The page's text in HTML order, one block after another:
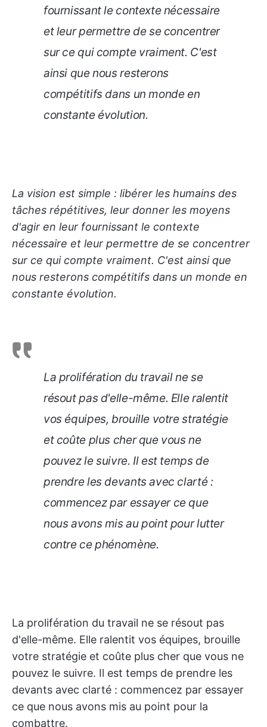
fournissant le contexte nécessaire
et leur permettre de se concentrer
sur ce qui compte vraiment. C'est
ainsi que nous resterons
compétitifs dans un monde en
constante évolution.
La vision est simple : libérer les humains des
tâches répétitives, leur donner les moyens
d'agir en leur fournissant le contexte
nécessaire et leur permettre de se concentrer
sur ce qui compte vraiment. C'est ainsi que
nous resterons compétitifs dans un monde en
constante évolution.
La prolifération du travail ne se
résout pas d'elle-même. Elle ralentit
vos équipes, brouille votre stratégie
et coûte plus cher que vous ne
pouvez le suivre. Il est temps de
prendre les devants avec clarté :
commencez par essayer ce que
nous avons mis au point pour lutter
contre ce phénomène.
La prolifération du travail ne se résout pas
d'elle-même. Elle ralentit vos équipes, brouille
votre stratégie et coûte plus cher que vous ne
pouvez le suivre. Il est temps de prendre les
devants avec clarté : commencez par essayer
ce que nous avons mis au point pour la
combattre.